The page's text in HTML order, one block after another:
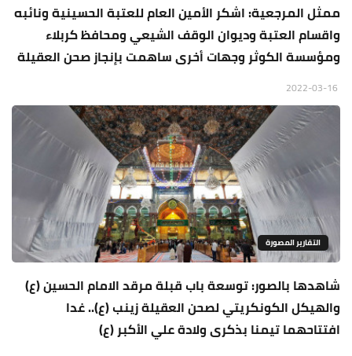
ممثل المرجعية: اشكر الأمين العام للعتبة الحسينية ونائبه
واقسام العتبة وديوان الوقف الشيعي ومحافظ كربلاء
ومؤسسة الكوثر وجهات أخرى ساهمت بإنجاز صحن العقيلة
التقارير المصورة
شاهدها بالصور: توسعة باب قبلة مرقد الامام الحسين (ع)
والهيكل الكونكريتي لصحن العقيلة زينب (ع).. غدا
افتتاحهما تيمنا بذكرى ولادة علي الأكبر (ع)